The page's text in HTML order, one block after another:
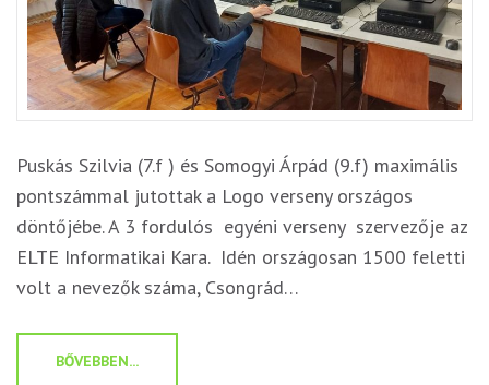
Puskás Szilvia (7.f ) és Somogyi Árpád (9.f) maximális
pontszámmal jutottak a Logo verseny országos
döntőjébe. A 3 fordulós egyéni verseny szervezője az
ELTE Informatikai Kara. Idén országosan 1500 feletti
volt a nevezők száma, Csongrád…
BŐVEBBEN...